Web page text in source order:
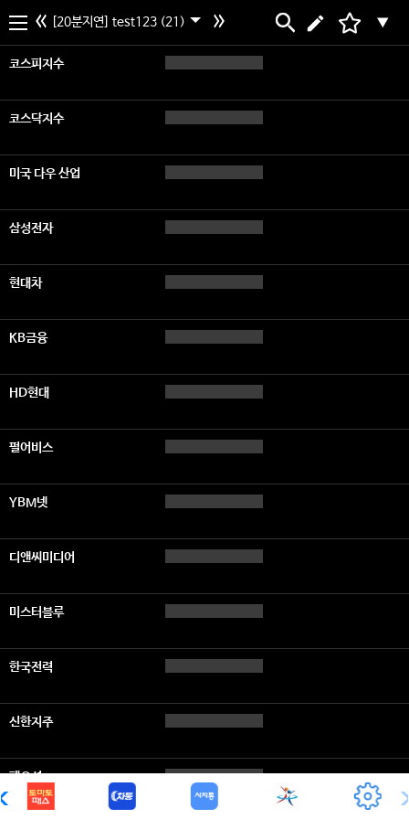
[20분지연] test123 (21) ▼
코스피지수
코스닥지수
미국 다우 산업
삼성전자
현대차
KB금융
HD현대
펄어비스
YBM넷
디앤씨미디어
미스터블루
한국전력
신한지주
팬오션